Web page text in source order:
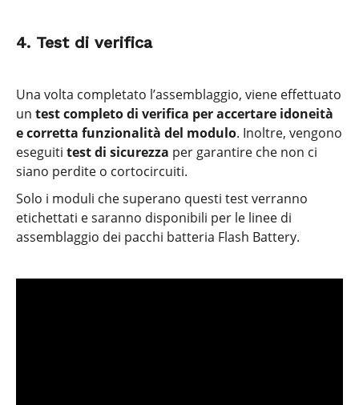
4. Test di verifica
Una volta completato l’assemblaggio, viene effettuato
un test completo di verifica per accertare idoneità
e corretta funzionalità del modulo. Inoltre, vengono
eseguiti test di sicurezza per garantire che non ci
siano perdite o cortocircuiti.
Solo i moduli che superano questi test verranno
etichettati e saranno disponibili per le linee di
assemblaggio dei pacchi batteria Flash Battery.